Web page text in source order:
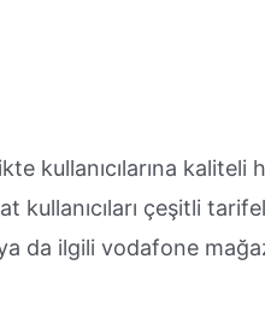
kullanıcılarına kaliteli
kullanıcıları çeşitli
da ilgili vodafone